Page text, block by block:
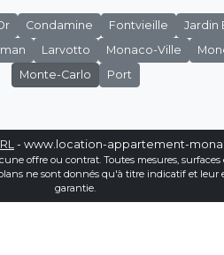
Condamine Fontvieille
Jardin
Larvotto Monaco-Ville
Monte-Carlo
Port
- www.location-appartement-
offre ou contrat. Toutes mesures, surfaces
ne sont donnés qu'à titre indicatif et leur
garantie.